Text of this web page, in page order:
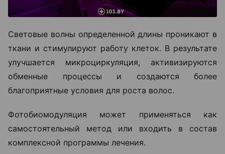
Световые волны определенной длины проникают в
ткани и стимулируют работу клеток. В результате
улучшается микроциркуляция, активизируются
обменные процессы и создаются более
благоприятные условия для роста волос.
Фотобиомодуляция может применяться как
самостоятельный метод или входить в состав
комплексной программы лечения.